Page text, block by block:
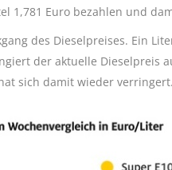
1,781 Euro bezahlen und
des Dieselpreises. Ein
der aktuelle Dieselpreis
sich damit wieder verringert.